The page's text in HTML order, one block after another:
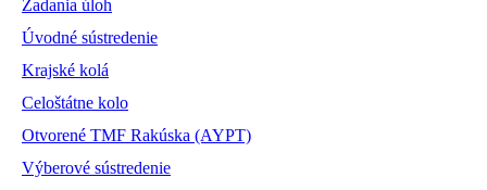
Zadania úloh
Úvodné sústredenie
Krajské kolá
Celoštátne kolo
Otvorené TMF Rakúska (AYPT)
Výberové sústredenie